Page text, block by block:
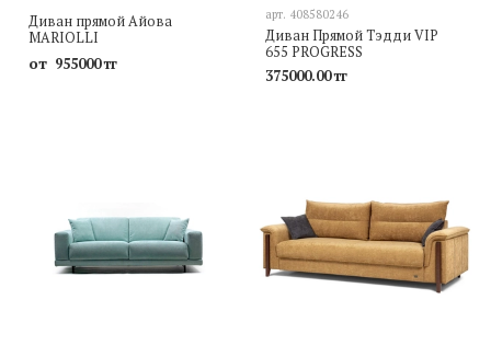
Диван прямой Айова
MARIOLLI
от 955000 тг
арт. 408580246
Диван Прямой Тэдди VIP
655 PROGRESS
375000.00 тг